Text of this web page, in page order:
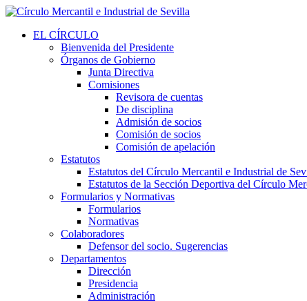
EL CÍRCULO
Bienvenida del Presidente
Órganos de Gobierno
Junta Directiva
Comisiones
Revisora de cuentas
De disciplina
Admisión de socios
Comisión de socios
Comisión de apelación
Estatutos
Estatutos del Círculo Mercantil e Industrial de
Estatutos de la Sección Deportiva del Círculo
Formularios y Normativas
Formularios
Normativas
Colaboradores
Defensor del socio. Sugerencias
Departamentos
Dirección
Presidencia
Administración